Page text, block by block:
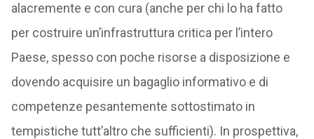
alacremente e con cura (anche per chi lo ha fatto
per costruire un’infrastruttura critica per l’intero
Paese, spesso con poche risorse a disposizione e
dovendo acquisire un bagaglio informativo e di
competenze pesantemente sottostimato in
tempistiche tutt’altro che sufficienti). In prospettiva,